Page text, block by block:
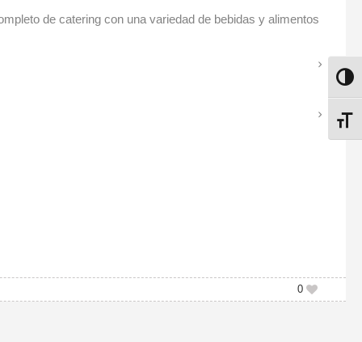
de catering con una variedad de bebidas y alimentos
0